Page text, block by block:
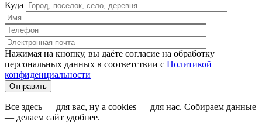
Куда
Нажимая на кнопку, вы даёте согласие на обработку
персональных данных в соответствии c Политикой
конфиденциальности
Все здесь — для вас, ну а cookies — для нас. Собираем данные
— делаем сайт удобнее.